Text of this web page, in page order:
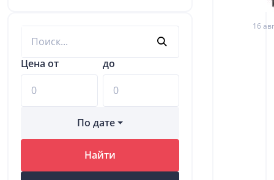
Цена от до
По дате
Найти
16